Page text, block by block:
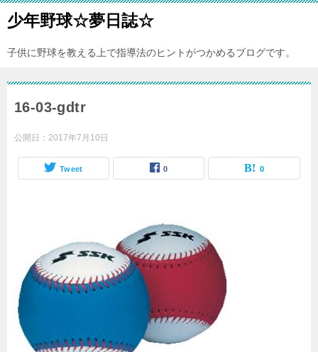
少年野球☆夢日誌☆
子供に野球を教える上で指導法のヒントがつかめるブログです。
16-03-gdtr
公開日： 2017年7月10日
Tweet 0 0